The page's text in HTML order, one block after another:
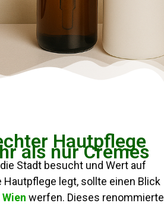
Hautpflege
als nur Cremes
Stadt besucht und Wert auf
legt, sollte einen Blick
werfen. Dieses renommierte